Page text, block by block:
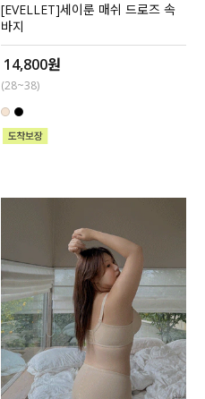
[EVELLET]세이룬 매쉬 드로즈 속
바지
14,800원
(28~38)